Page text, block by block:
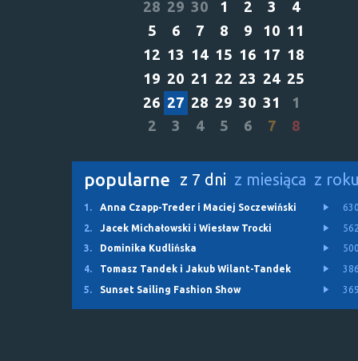
28 29 30 1 2 3
4
5
6 7 8 9 10 11
12 13 14 15 16 17 18
19 20 21 22 23 24 25
26 27 28 29 30 31
1
2
3 4 5 6 7 8
popularne z 7 dni z miesiąca z
1. Anna Czapp-Treder i Maciej Soczewiński
2.
Jacek Michałowski i Wiesław Trocki
3.
Dominika Kudlińska
4.
Tomasz Tandek i Jakub Wilant-Tandek
5.
Sunset Sailing Fashion Show